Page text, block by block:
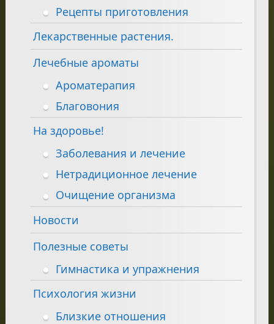
Рецепты приготовления
Лекарственные растения.
Лечебные ароматы
Ароматерапия
Благовония
На здоровье!
Заболевания и лечение
Нетрадиционное лечение
Очищение организма
Новости
Полезные советы
Гимнастика и упражнения
Психология жизни
Близкие отношения